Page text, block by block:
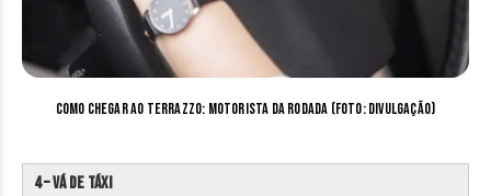
Como chegar ao Terrazzo: Motorista da rodada (Foto: Divulgação)
4 – Vá de Táxi